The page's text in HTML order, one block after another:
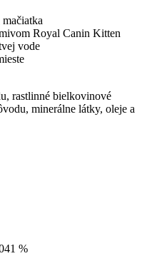
Royal Canin Kitten
vode
rastlinné bielkovinové
minerálne látky, oleje a
%